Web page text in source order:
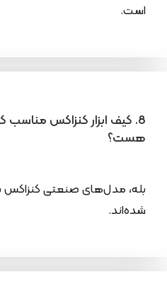
است.
8. کیف ابزار کنزاکس
هست؟
بله، مدل‌های صنعتی
شده‌اند.